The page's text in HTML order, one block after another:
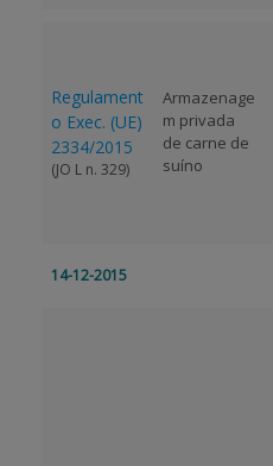
Regulament
o Exec. (UE)
2334/2015
(JO L n. 329)
Armazenage
m privada
de carne de
suíno
14-12-2015